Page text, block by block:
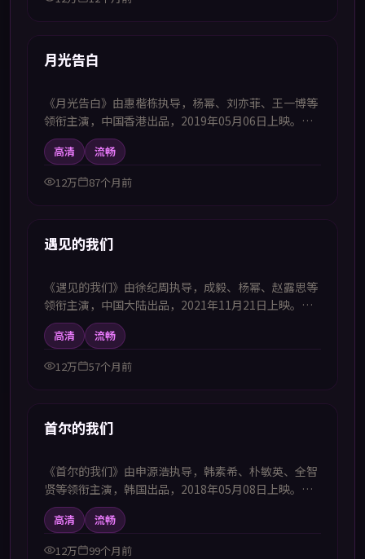
热播
月光告白
《月光告白》由惠楷栋执导，杨幂、刘亦菲、王一博等
领衔主演，中国香港出品，2019年05月06日上映。本
剧集提供中韩双语字幕，支持1080P高清播放，属犯罪
题材，正邪交锋中揭露灰色地带的人性选择，适合喜欢
中韩字幕电视剧高清播放的观众追看。
高清
流畅
12万
87个月前
热播
遇见的我们
《遇见的我们》由徐纪周执导，成毅、杨幂、赵露思等
领衔主演，中国大陆出品，2021年11月21日上映。本
剧集提供中韩双语字幕，支持1080P高清播放，属喜剧
题材，群像互动不断制造笑点同时治愈人心，适合喜欢
中韩字幕电视剧高清播放的观众追看。
高清
流畅
12万
57个月前
热播
首尔的我们
《首尔的我们》由申源浩执导，韩素希、朴敏英、全智
贤等领衔主演，韩国出品，2018年05月08日上映。本
剧集提供中韩双语字幕，支持1080P高清播放，属惊悚
题材，在密闭环境中展开心理与生存的双重考验，适合
喜欢中韩字幕电视剧高清播放的观众追看。
高清
流畅
12万
99个月前